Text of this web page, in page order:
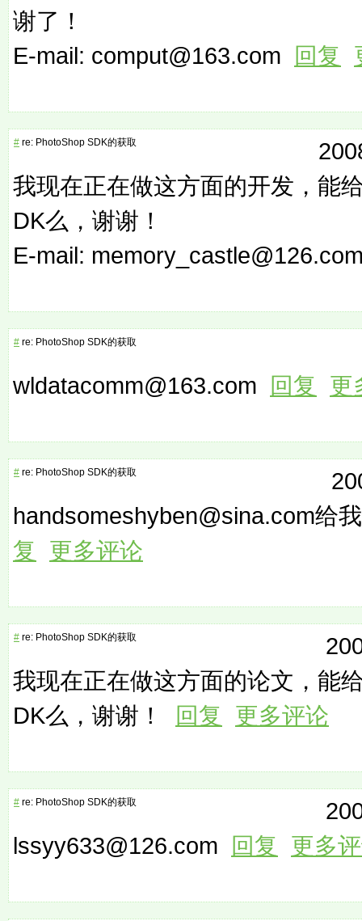
谢了！
E-mail: comput@163.com 回复
# re: PhotoShop SDK的获取
我现在正在做这方面的开发，能
DK么，谢谢！
E-mail:
# re: PhotoShop SDK的获取
wldatacomm@163.com 回复 更
# re: PhotoShop SDK的获取
handsomeshyben@sina.com给
复
更多评论
# re: PhotoShop SDK的获取
我现在正在做这方面的论文，能
DK么，谢谢！ 回复 更多评论
# re: PhotoShop SDK的获取
lssyy633@126.com 回复 更多